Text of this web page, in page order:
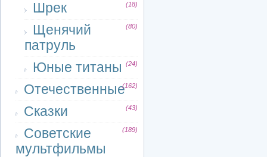
Шрек (18)
Щенячий
патруль
(80)
Юные титаны (24)
Отечественные(162)
Сказки (43)
Советские
мультфильмы
(189)